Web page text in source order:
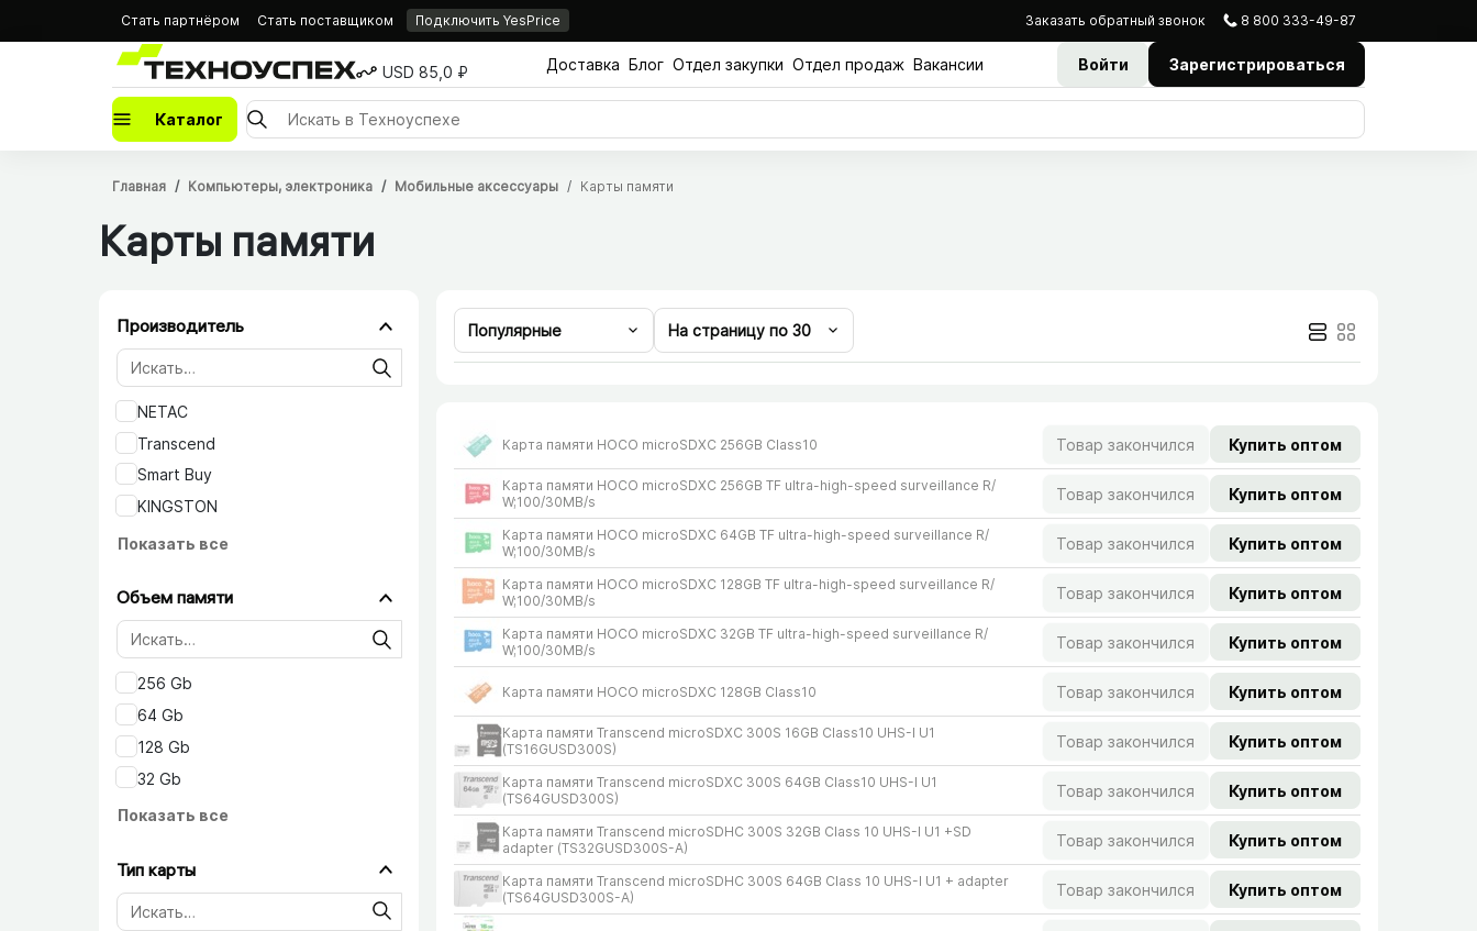
Стать партнёром Стать поставщиком Подключить YesPrice Заказать обратный звонок 8 800 333-49-87
USD 85,0 ₽ Доставка Блог Отдел закупки Отдел продаж Вакансии Войти Зарегистрироваться
Каталог
Главная Компьютеры, электроника Мобильные аксессуары Карты памяти
Карты памяти
Производитель
NETAC
Transcend
Smart Buy
KINGSTON
Показать все
Объем памяти
256 Gb
64 Gb
128 Gb
32 Gb
Показать все
Тип карты
Популярные На страницу по 30
Карта памяти HOCO microSDXC 256GB Class10 Товар закончился Купить оптом
Карта памяти HOCO microSDXC 256GB TF ultra-high-speed surveillance R/​
W;100/​30MB/​s
Товар закончился Купить оптом
Карта памяти HOCO microSDXC 64GB TF ultra-high-speed surveillance R/​
W;100/​30MB/​s
Товар закончился Купить оптом
Карта памяти HOCO microSDXC 128GB TF ultra-high-speed surveillance R/​
W;100/​30MB/​s
Товар закончился Купить оптом
Карта памяти HOCO microSDXC 32GB TF ultra-high-speed surveillance R/​
W;100/​30MB/​s
Товар закончился Купить оптом
Карта памяти HOCO microSDXC 128GB Class10 Товар закончился Купить оптом
Карта памяти Transcend microSDХC 300S 16GB Class10 UHS-I U1
(TS16GUSD300S)
Товар закончился Купить оптом
Карта памяти Transcend microSDХC 300S 64GB Class10 UHS-I U1
(TS64GUSD300S)
Товар закончился Купить оптом
Карта памяти Transcend microSDHC 300S 32GB Class 10 UHS-I U1 +SD
adapter (TS32GUSD300S-A)
Товар закончился Купить оптом
Карта памяти Transcend microSDHC 300S 64GB Class 10 UHS-I U1 + adapter
(TS64GUSD300S-A)
Товар закончился Купить оптом